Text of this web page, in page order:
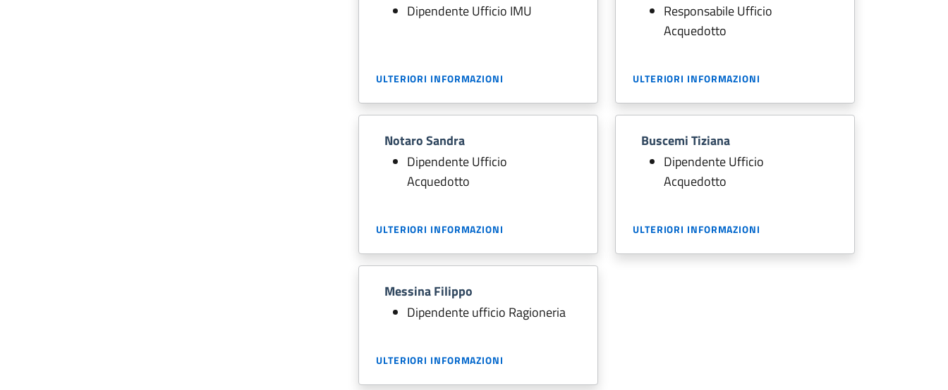
Dipendente Ufficio IMU
ULTERIORI INFORMAZIONI
Responsabile Ufficio
Acquedotto
ULTERIORI INFORMAZIONI
Notaro Sandra
Dipendente Ufficio
Acquedotto
ULTERIORI INFORMAZIONI
Buscemi Tiziana
Dipendente Ufficio
Acquedotto
ULTERIORI INFORMAZIONI
Messina Filippo
Dipendente ufficio Ragioneria
ULTERIORI INFORMAZIONI